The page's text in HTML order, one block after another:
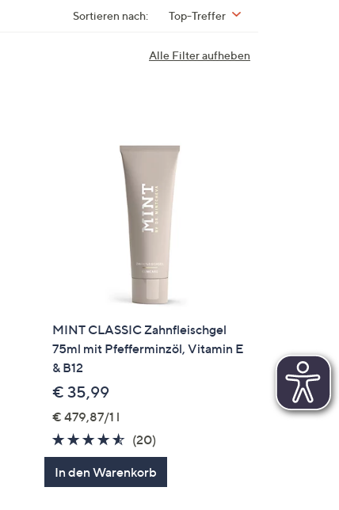
Sortieren nach: Top-Treffer
Alle Filter aufheben
MINT CLASSIC Zahnfleischgel
75ml mit Pfefferminzöl, Vitamin E
& B12
€ 35,99
€ 479,87/1 l
4.5
von
5
(20)
Bewertungen
In den Warenkorb